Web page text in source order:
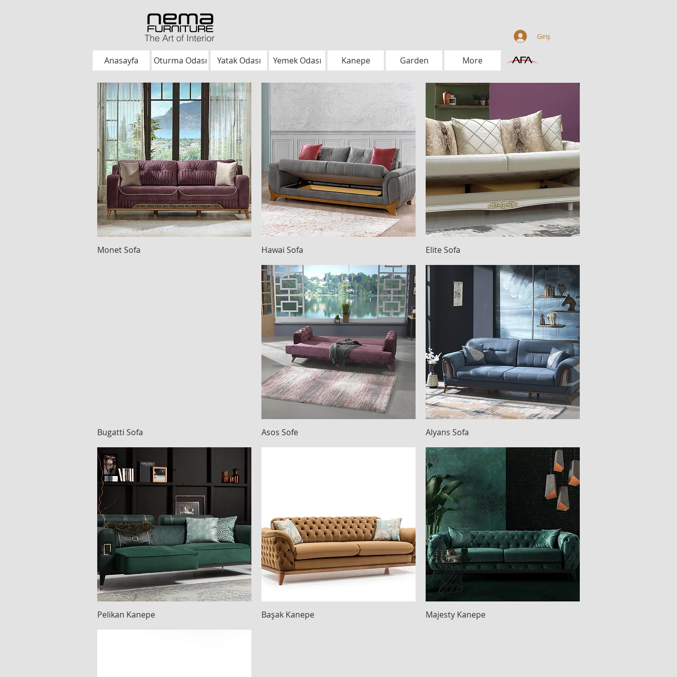
The Art of Interior Giriş
Anasayfa Oturma Odası Yatak Odası Yemek Odası Kanepe Garden More
Monet Sofa Hawai Sofa Elite Sofa
Bugatti Sofa Asos Sofe Alyans Sofa
Pelikan Kanepe Başak Kanepe Hızlı Bakış
Majesty Kanepe